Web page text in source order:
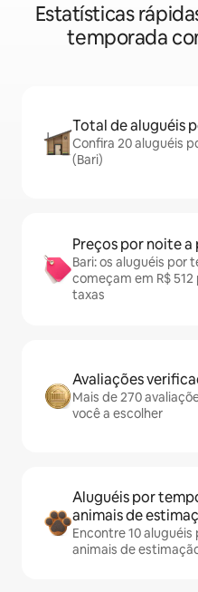
Estatísticas
temporada
Total de aluguéis
Confira 20 aluguéis
(Bari)
Preços por noite
Bari: os aluguéis por
começam em R$
taxas
Avaliações
Mais de 270
você a escolher
Aluguéis por
animais de
Encontre 10
animais de